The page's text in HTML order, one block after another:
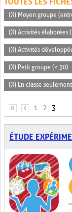
(X) Moyen groupe
(X) Activités élaborées
(X) Activités
(X) Petit groupe (< 30)
(X) En classe seulement
PAGES
« ‹ 1 2 3
ÉTUDE